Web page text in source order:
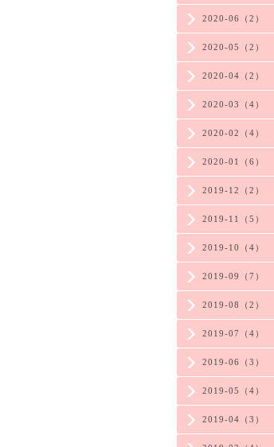
2020-06（2）
2020-05（2）
2020-04（2）
2020-03（4）
2020-02（4）
2020-01（6）
2019-12（2）
2019-11（5）
2019-10（4）
2019-09（7）
2019-08（2）
2019-07（4）
2019-06（3）
2019-05（4）
2019-04（3）